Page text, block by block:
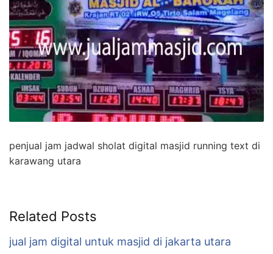
penjual jam jadwal sholat digital masjid running text di
karawang utara
Related Posts
jual jam digital untuk masjid di jakarta utara